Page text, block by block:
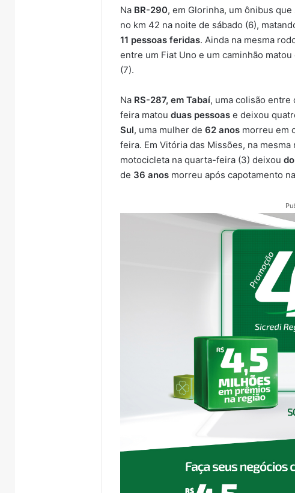
Na BR-290, em Glorinha, um ônibus
no km 42 na noite de sábado (6),
11 pessoas feridas. Ainda na mesma
entre um Fiat Uno e um caminhão
(7).
Na RS-287, em Tabaí, uma colisão entre
feira matouduas pessoas e deixou
Sul, uma mulher de62 anos morreu em
feira. Em Vitória das Missões, na
motocicleta na quarta-feira (3) deixou
de 36 anos morreu após capotamento